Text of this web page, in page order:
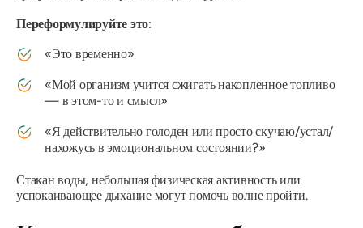
Переформулируйте это:
«Это временно»
«Мой организм учится сжигать накопленное топливо
— в этом-то и смысл»
«Я действительно голоден или просто скучаю/устал/
нахожусь в эмоциональном состоянии?»
Стакан воды, небольшая физическая активность или
успокаивающее дыхание могут помочь волне пройти.